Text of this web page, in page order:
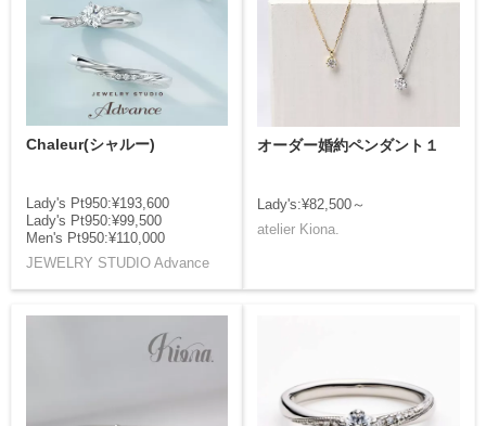
Chaleur(シャルー)
Lady's Pt950:¥193,600
Lady's Pt950:¥99,500
Men's Pt950:¥110,000
JEWELRY STUDIO Advance
オーダー婚約ペンダント１
Lady's:¥82,500～
atelier Kiona.